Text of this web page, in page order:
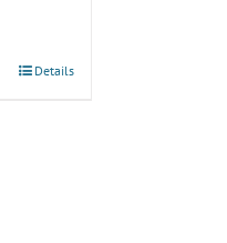
Details